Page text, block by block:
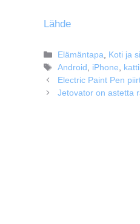
Lähde
Kategoriat
Elämäntapa, Koti ja
Avainsanat
Android, iPhone,
Electric Paint Pen
Jetovator on astetta